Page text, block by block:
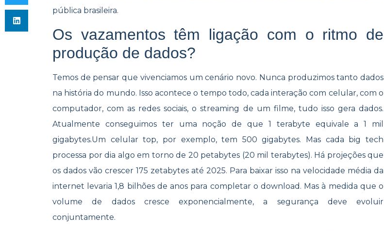
pública brasileira.
Os vazamentos têm ligação com o ritmo de
produção de dados?
Temos de pensar que vivenciamos um cenário novo. Nunca produzimos tanto dados
na história do mundo. Isso acontece o tempo todo, cada interação com celular, com o
computador, com as redes sociais, o streaming de um filme, tudo isso gera dados.
Atualmente conseguimos ter uma noção de que 1 terabyte equivale a 1 mil
gigabytes.Um celular top, por exemplo, tem 500 gigabytes. Mas cada big tech
processa por dia algo em torno de 20 petabytes (20 mil terabytes). Há projeções que
os dados vão crescer 175 zetabytes até 2025. Para baixar isso na velocidade média da
internet levaria 1,8 bilhões de anos para completar o download. Mas à medida que o
volume de dados cresce exponencialmente, a segurança deve evoluir
conjuntamente.